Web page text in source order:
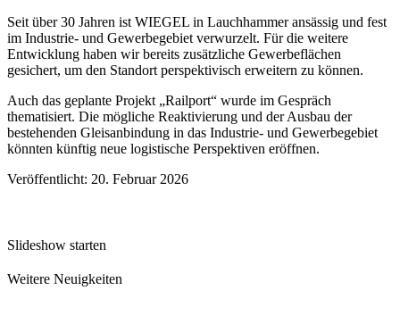
Seit über 30 Jahren ist WIEGEL in Lauchhammer ansässig und fest
im Industrie- und Gewerbegebiet verwurzelt. Für die weitere
Entwicklung haben wir bereits zusätzliche Gewerbeflächen
gesichert, um den Standort perspektivisch erweitern zu können.
Auch das geplante Projekt „Railport“ wurde im Gespräch
thematisiert. Die mögliche Reaktivierung und der Ausbau der
bestehenden Gleisanbindung in das Industrie- und Gewerbegebiet
könnten künftig neue logistische Perspektiven eröffnen.
Veröffentlicht: 20. Februar 2026
Slideshow starten
Weitere Neuigkeiten